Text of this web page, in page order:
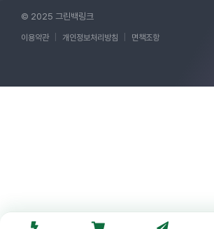
© 2025 그린백링크
이용약관 개인정보처리방침 면책조항